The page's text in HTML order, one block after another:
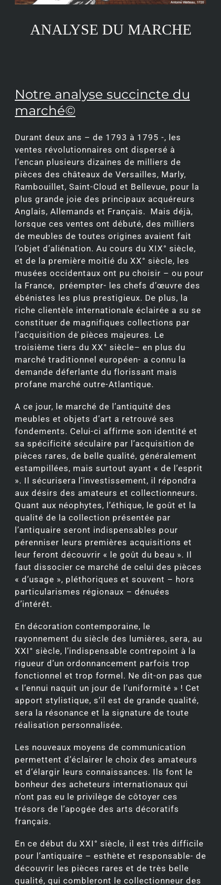
ANALYSE DU MARCHE
Notre analyse succincte du
marché©
Durant deux ans – de 1793 à 1795 -, les
ventes révolutionnaires ont dispersé à
l’encan plusieurs dizaines de milliers de
pièces des châteaux de Versailles, Marly,
Rambouillet, Saint-Cloud et Bellevue, pour la
plus grande joie des principaux acquéreurs
Anglais, Allemands et Français. Mais déjà,
lorsque ces ventes ont débuté, des milliers
de meubles de toutes origines avaient fait
l’objet d’aliénation. Au cours du XIX° siècle,
et de la première moitié du XX° siècle, les
musées occidentaux ont pu choisir – ou pour
la France, préempter- les chefs d’œuvre des
ébénistes les plus prestigieux. De plus, la
riche clientèle internationale éclairée a su se
constituer de magnifiques collections par
l’acquisition de pièces majeures. Le
troisième tiers du XX° siècle– en plus du
marché traditionnel européen- a connu la
demande déferlante du florissant mais
profane marché outre-Atlantique.
A ce jour, le marché de l’antiquité des
meubles et objets d’art a retrouvé ses
fondements. Celui-ci affirme son identité et
sa spécificité séculaire par l’acquisition de
pièces rares, de belle qualité, généralement
estampillées, mais surtout ayant « de l’esprit
». Il sécurisera l’investissement, il répondra
aux désirs des amateurs et collectionneurs.
Quant aux néophytes, l’éthique, le goût et la
qualité de la collection présentée par
l’antiquaire seront indispensables pour
pérenniser leurs premières acquisitions et
leur feront découvrir « le goût du beau ». Il
faut dissocier ce marché de celui des pièces
« d’usage », pléthoriques et souvent – hors
particularismes régionaux – dénuées
d’intérêt.
En décoration contemporaine, le
rayonnement du siècle des lumières, sera, au
XXI° siècle, l’indispensable contrepoint à la
rigueur d’un ordonnancement parfois trop
fonctionnel et trop formel. Ne dit-on pas que
« l’ennui naquit un jour de l’uniformité » ! Cet
apport stylistique, s’il est de grande qualité,
sera la résonance et la signature de toute
réalisation personnalisée.
Les nouveaux moyens de communication
permettent d’éclairer le choix des amateurs
et d’élargir leurs connaissances. Ils font le
bonheur des acheteurs internationaux qui
n’ont pas eu le privilège de côtoyer ces
trésors de l’apogée des arts décoratifs
français.
En ce début du XXI° siècle, il est très difficile
pour l’antiquaire – esthète et responsable- de
découvrir les pièces rares et de très belle
qualité, qui combleront le collectionneur des